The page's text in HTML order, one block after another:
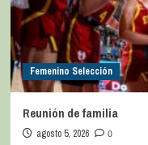
Femenino Selección
Reunión de familia
agosto 5, 2026 0